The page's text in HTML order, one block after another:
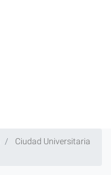
Ciudad Universitaria